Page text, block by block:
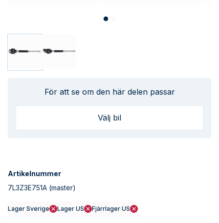
För att se om den här delen passar
Välj bil
Artikelnummer
7L3Z3E751A (master)
Lager Sverige Lager US Fjärrlager US